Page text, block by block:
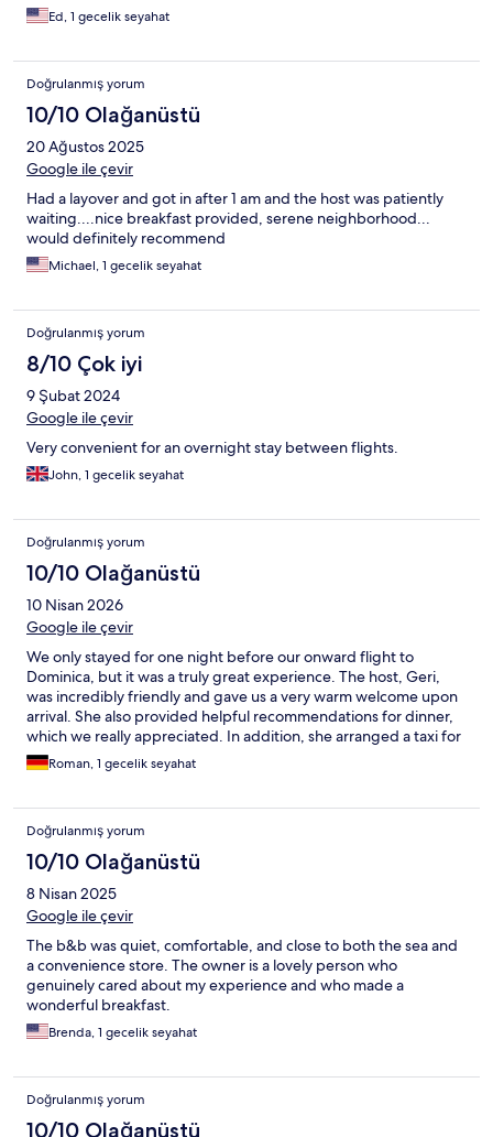
Ed, 1 gecelik seyahat
Doğrulanmış yorum
10/10 Olağanüstü
20 Ağustos 2025
Google ile çevir
Had a layover and got in after 1 am and the host was patiently
waiting....nice breakfast provided, serene neighborhood...
would definitely recommend
Michael, 1 gecelik seyahat
Doğrulanmış yorum
8/10 Çok iyi
9 Şubat 2024
Google ile çevir
Very convenient for an overnight stay between flights.
John, 1 gecelik seyahat
Doğrulanmış yorum
10/10 Olağanüstü
10 Nisan 2026
Google ile çevir
We only stayed for one night before our onward flight to
Dominica, but it was a truly great experience. The host, Geri,
was incredibly friendly and gave us a very warm welcome upon
arrival. She also provided helpful recommendations for dinner,
which we really appreciated. In addition, she arranged a taxi for
us, which picked us up perfectly on time early the next morning.
Breakfast was homemade and absolutely delicious. We were
everything very smooth and convenient. Even though our stay
was short, everything was perfectly organized and very
comfortable. We would definitely recommend this hotel to
anyone passing through. Thank you for the wonderful stay, Geri!
Roman, 1 gecelik seyahat
Doğrulanmış yorum
10/10 Olağanüstü
8 Nisan 2025
Google ile çevir
The b&b was quiet, comfortable, and close to both the sea and
a convenience store. The owner is a lovely person who
genuinely cared about my experience and who made a
wonderful breakfast.
Brenda, 1 gecelik seyahat
Doğrulanmış yorum
10/10 Olağanüstü